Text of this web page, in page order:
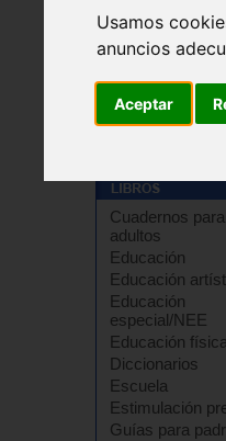
Usamos
anuncios
Aceptar
Cuadernos para
adultos
Educación
Educación
Educación
especial/NEE
Educación física
Diccionarios
Escuela
Estimulación
Guías para